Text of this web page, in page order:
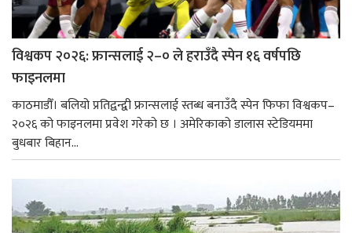
विश्वकप २०२६: फ्रान्सलाई २–० ले हराउँदै स्पेन १६ वर्षपछि
फाइनलमा
काठमाडौँ। बलियो प्रतिद्वन्द्वी फ्रान्सलाई स्तब्ध बनाउँदै स्पेन फिफा विश्वकप–
२०२६ को फाइनलमा प्रवेश गरेको छ । अमेरिकाको डालास स्टेडियममा
बुधबार बिहान...